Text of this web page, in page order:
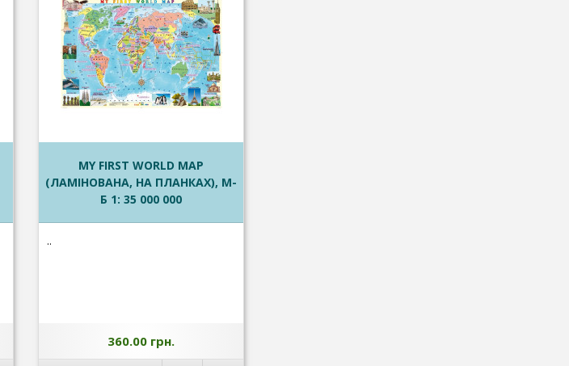
MY FIRST WORLD MAP
(ЛАМІНОВАНА, НА ПЛАНКАХ), М-
Б 1: 35 000 000
..
360.00 грн.